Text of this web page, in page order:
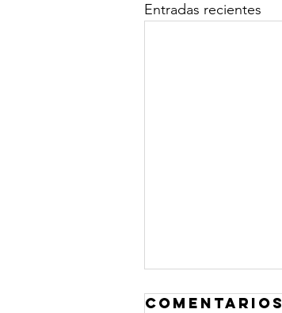
Entradas recientes
Comentarios